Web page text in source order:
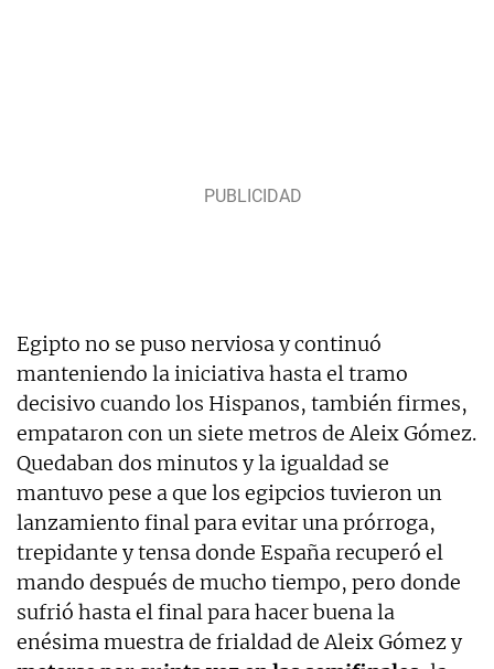
Egipto no se puso nerviosa y continuó
manteniendo la iniciativa hasta el tramo
decisivo cuando los Hispanos, también firmes,
empataron con un siete metros de Aleix Gómez.
Quedaban dos minutos y la igualdad se
mantuvo pese a que los egipcios tuvieron un
lanzamiento final para evitar una prórroga,
trepidante y tensa donde España recuperó el
mando después de mucho tiempo, pero donde
sufrió hasta el final para hacer buena la
enésima muestra de frialdad de Aleix Gómez y